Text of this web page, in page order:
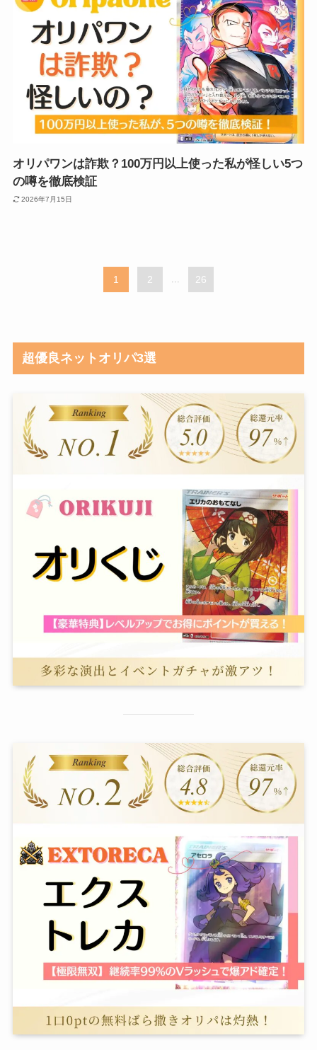
オリパワンは詐欺？100万円以上使った私が怪しい5つ
の噂を徹底検証
2026年7月15日
1 2 ... 26
超優良ネットオリパ3選